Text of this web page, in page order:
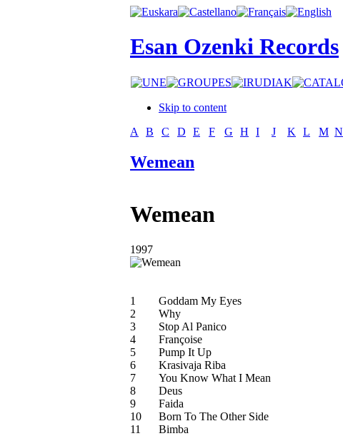
Esan Ozenki Records
Skip to content
A
B C D E F G H I J K L M N
Wemean
Wemean
1997
1
Goddam My Eyes
2
Why
3
Stop Al Panico
4
Françoise
5
Pump It Up
6
Krasivaja Riba
7
You Know What I Mean
8
Deus
9
Faida
10
Born To The Other Side
11
Bimba